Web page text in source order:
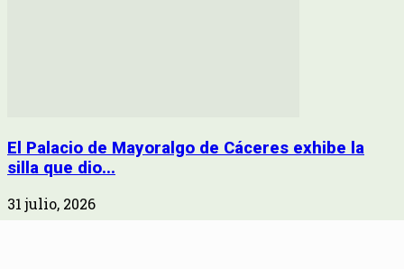
El Palacio de Mayoralgo de Cáceres exhibe la
silla que dio...
31 julio, 2026